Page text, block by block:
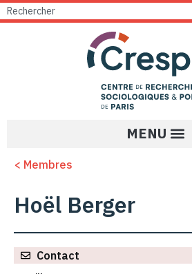
< Membres
Hoël Berger
Contact